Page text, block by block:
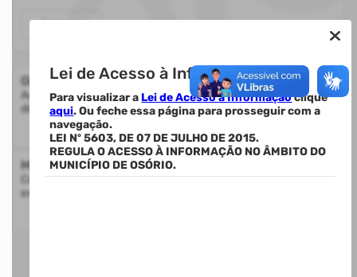
Lei de Acesso à Informação.
Para visualizar a Lei de Acesso à Informaçãoclique
aqui. Ou feche essa página para prosseguir com a
navegação.
LEI Nº 5603, DE 07 DE JULHO DE 2015.
REGULA O ACESSO À INFORMAÇÃO NO ÂMBITO DO
MUNICÍPIO DE OSÓRIO.
Acessar
Glossário
Auxilia na compreensão de termos utilizados nas informações
disponibilizadas.
Mapa do Site
Consulte a estrutura do Portal da Transparência com a
exibição de todos os itens disponíveis